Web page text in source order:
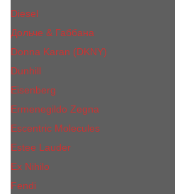
Diesel
Дольче & Габбана
Donna Karan (DKNY)
Dunhill
Eisenberg
Ermenegildo Zegna
Escentric Molecules
Еsteе Lаudеr
Ex Nihilo
Fendi